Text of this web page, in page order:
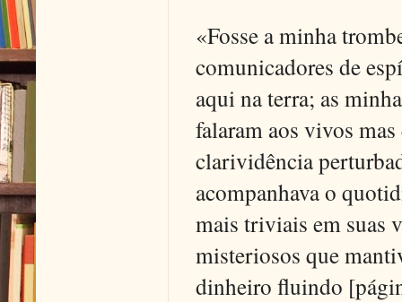
«Fosse a minha
comunicadores de
aqui na terra; as
falaram aos vivos
clarividência
acompanhava o
mais triviais em suas
misteriosos que
dinheiro fluindo